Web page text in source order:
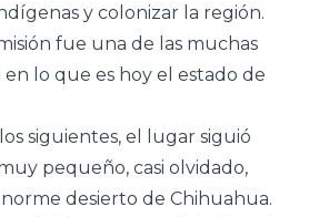
y colonizar la región.
fue una de las muchas
lo que es hoy el estado de
siguientes, el lugar siguió
pequeño, casi olvidado,
desierto de Chihuahua.